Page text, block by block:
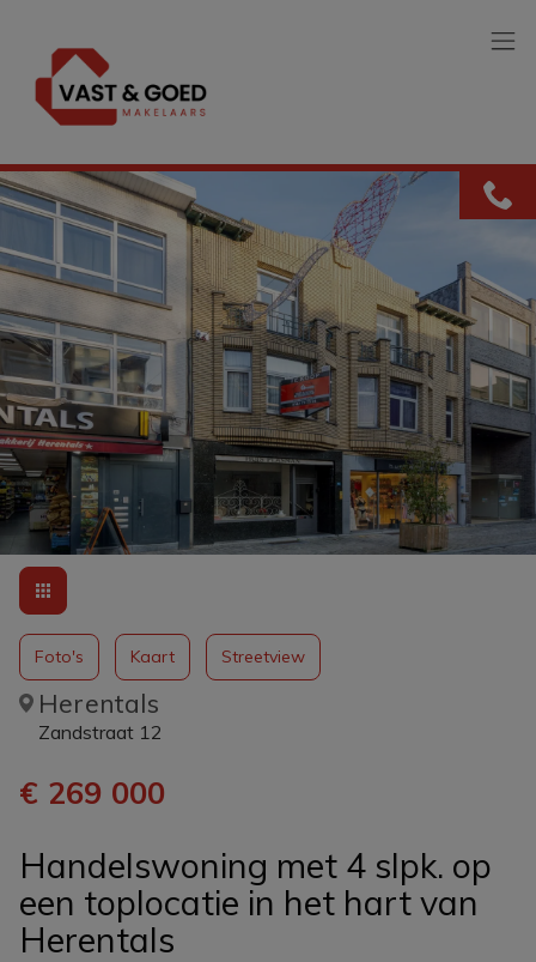
Handelswoning met 4 slpk. op
een toplocatie in het hart van
Herentals
Herentals
Zandstraat 12
€ 269 000
Foto's Kaart Streetview